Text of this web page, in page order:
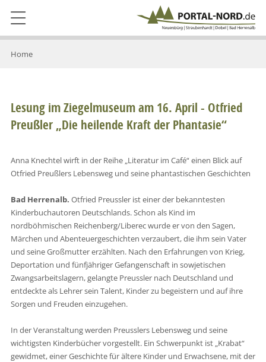
Home
Lesung im Ziegelmuseum am 16. April - Otfried
Preußler „Die heilende Kraft der Phantasie“
Anna Knechtel wirft in der Reihe „Literatur im Café“ einen Blick auf
Otfried Preußlers Lebensweg und seine phantastischen Geschichten
Bad Herrenalb. Otfried Preussler ist einer der bekanntesten
Kinderbuchautoren Deutschlands. Schon als Kind im
nordböhmischen Reichenberg/Liberec wurde er von den Sagen,
Märchen und Abenteuergeschichten verzaubert, die ihm sein Vater
und seine Großmutter erzählten. Nach den Erfahrungen von Krieg,
Deportation und fünfjähriger Gefangenschaft in sowjetischen
Zwangsarbeitslagern, gelangte Preussler nach Deutschland und
entdeckte als Lehrer sein Talent, Kinder zu begeistern und auf ihre
Sorgen und Freuden einzugehen.
In der Veranstaltung werden Preusslers Lebensweg und seine
wichtigsten Kinderbücher vorgestellt. Ein Schwerpunkt ist „Krabat“
gewidmet, einer Geschichte für ältere Kinder und Erwachsene, mit der